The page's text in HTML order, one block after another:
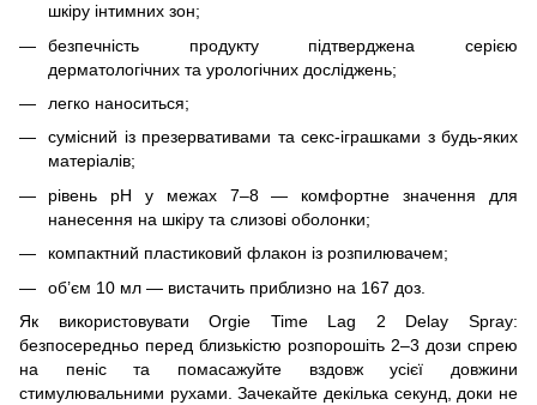
шкіру інтимних зон;
безпечність продукту підтверджена серією
дерматологічних та урологічних досліджень;
легко наноситься;
сумісний із презервативами та секс-іграшками з будь-яких
матеріалів;
рівень pH у межах 7–8 — комфортне значення для
нанесення на шкіру та слизові оболонки;
компактний пластиковий флакон із розпилювачем;
об’єм 10 мл — вистачить приблизно на 167 доз.
Як використовувати Orgie Time Lag 2 Delay Spray:
безпосередньо перед близькістю розпорошіть 2–3 дози спрею
на пеніс та помасажуйте вздовж усієї довжини
стимулювальними рухами. Зачекайте декілька секунд, доки не